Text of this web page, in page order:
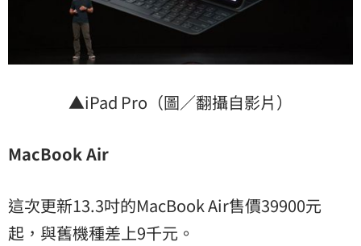
▲iPad Pro（圖／翻攝自影片）
MacBook Air
這次更新13.3吋的MacBook Air售價39900元
起，與舊機種差上9千元。